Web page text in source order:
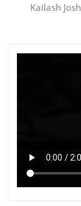
Kailash